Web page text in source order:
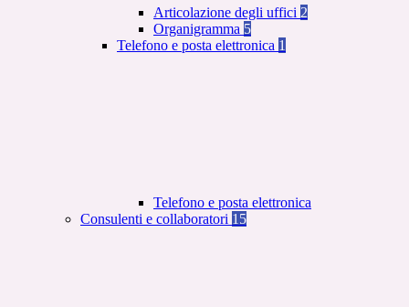
Articolazione degli uffici 2
Organigramma 5
Telefono e posta elettronica 1
Telefono e posta elettronica
Consulenti e collaboratori 15